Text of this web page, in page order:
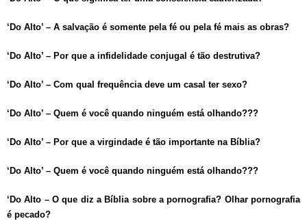
‘Do Alto’ – A salvação é somente pela fé ou pela fé mais as obras?
‘Do Alto’ – Por que a infidelidade conjugal é tão destrutiva?
‘Do Alto’ – Com qual frequência deve um casal ter sexo?
‘Do Alto’ – Quem é você quando ninguém está olhando???
‘Do Alto’ – Por que a virgindade é tão importante na Bíblia?
‘Do Alto’ – Quem é você quando ninguém está olhando???
‘Do Alto – O que diz a Bíblia sobre a pornografia? Olhar pornografia
é pecado?